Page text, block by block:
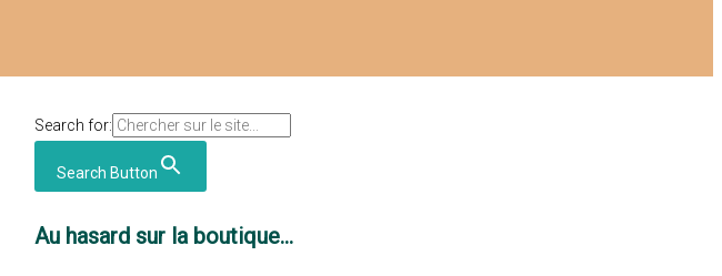
Search for:
Search Button
Au hasard sur la boutique...